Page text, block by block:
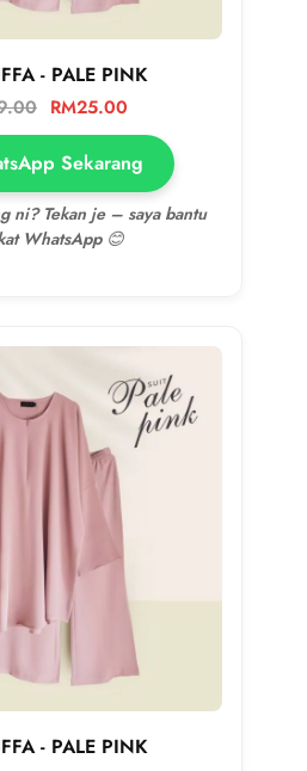
- PALE PINK
RM25.00
Sekarang
ni? Tekan je – saya bantu
WhatsApp 😊
- PALE PINK